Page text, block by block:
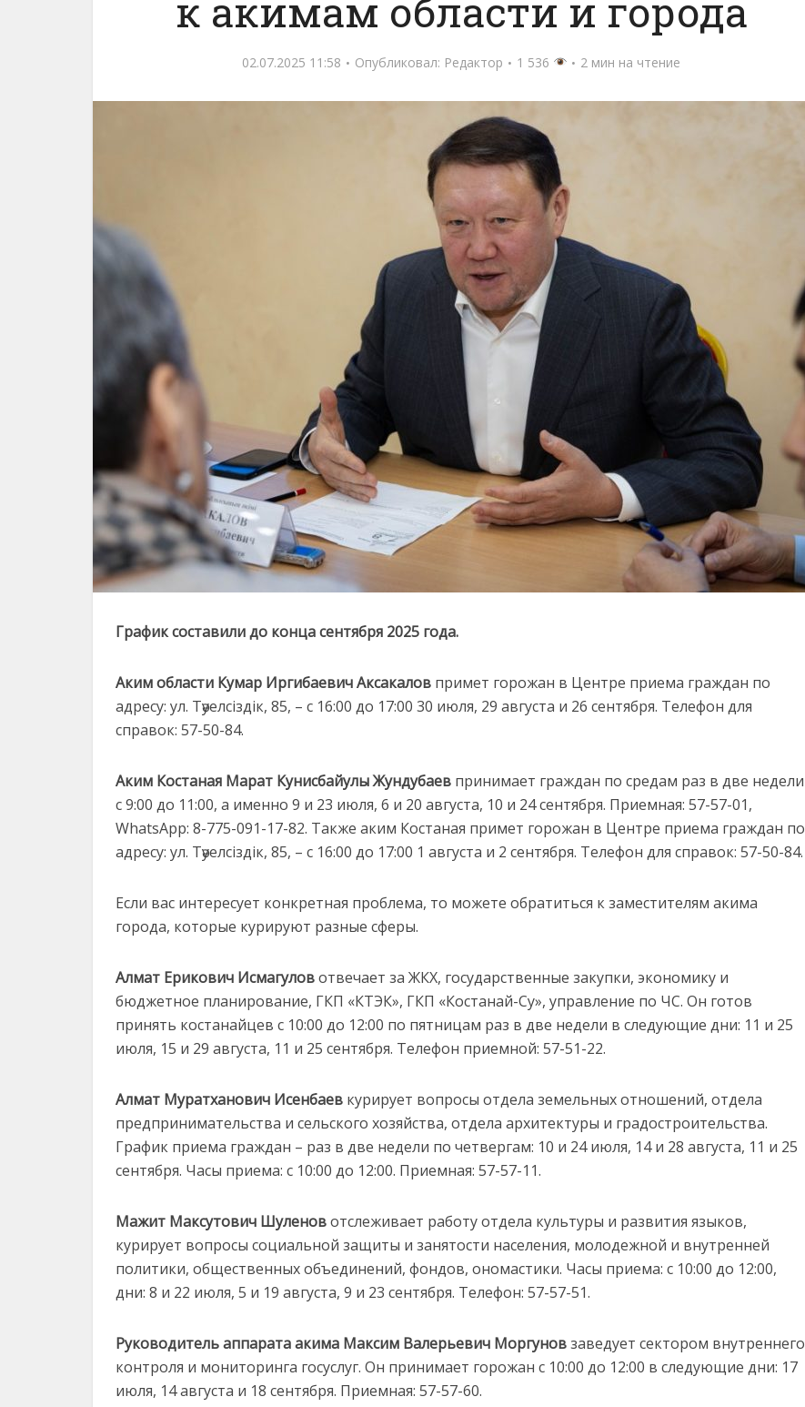
к акимам области и города
02.07.2025 11:58 Опубликовал: Редактор 1 536 2 мин на чтение
График составили до конца сентября 2025 года.
Аким области Кумар Иргибаевич Аксакалов примет горожан в Центре приема граждан по
адресу: ул. Тәуелсіздік, 85, – с 16:00 до 17:00 30 июля, 29 августа и 26 сентября. Телефон для
справок: 57-50-84.
Аким Костаная Марат Кунисбайулы Жундубаев принимает граждан по средам раз в две недели
с 9:00 до 11:00, а именно 9 и 23 июля, 6 и 20 августа, 10 и 24 сентября. Приемная: 57-57-01,
WhatsApp: 8-775-091-17-82. Также аким Костаная примет горожан в Центре приема граждан по
адресу: ул. Тәуелсіздік, 85, – с 16:00 до 17:00 1 августа и 2 сентября. Телефон для справок: 57-50-84.
Если вас интересует конкретная проблема, то можете обратиться к заместителям акима
города, которые курируют разные сферы.
Алмат Ерикович Исмагуловотвечает за ЖКХ, государственные закупки, экономику и
бюджетное планирование, ГКП «КТЭК», ГКП «Костанай-Су», управление по ЧС. Он готов
принять костанайцев с 10:00 до 12:00 по пятницам раз в две недели в следующие дни: 11 и 25
июля, 15 и 29 августа, 11 и 25 сентября. Телефон приемной: 57-51-22.
Алмат Муратханович Исенбаев курирует вопросы отдела земельных отношений, отдела
предпринимательства и сельского хозяйства, отдела архитектуры и градостроительства.
График приема граждан – раз в две недели по четвергам: 10 и 24 июля, 14 и 28 августа, 11 и 25
сентября. Часы приема: с 10:00 до 12:00. Приемная: 57-57-11.
Мажит Максутович Шуленовотслеживает работу отдела культуры и развития языков,
курирует вопросы социальной защиты и занятости населения, молодежной и внутренней
политики, общественных объединений, фондов, ономастики. Часы приема: с 10:00 до 12:00,
дни: 8 и 22 июля, 5 и 19 августа, 9 и 23 сентября. Телефон: 57-57-51.
Руководитель аппарата акима Максим Валерьевич Моргуновзаведует сектором внутреннего
контроля и мониторинга госуслуг. Он принимает горожан с 10:00 до 12:00 в следующие дни: 17
июля, 14 августа и 18 сентября. Приемная: 57-57-60.